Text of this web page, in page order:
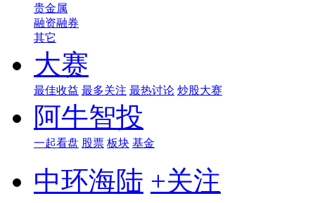
贵金属
融资融券
其它
大赛
最佳收益 最多关注 最热讨论 炒股大赛
阿牛智投
一起看盘 股票 板块 基金
中环海陆 +关注